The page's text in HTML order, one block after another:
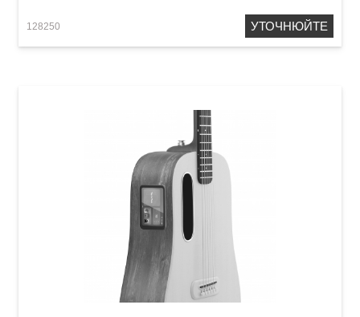
128250 УТОЧНЮЙТЕ